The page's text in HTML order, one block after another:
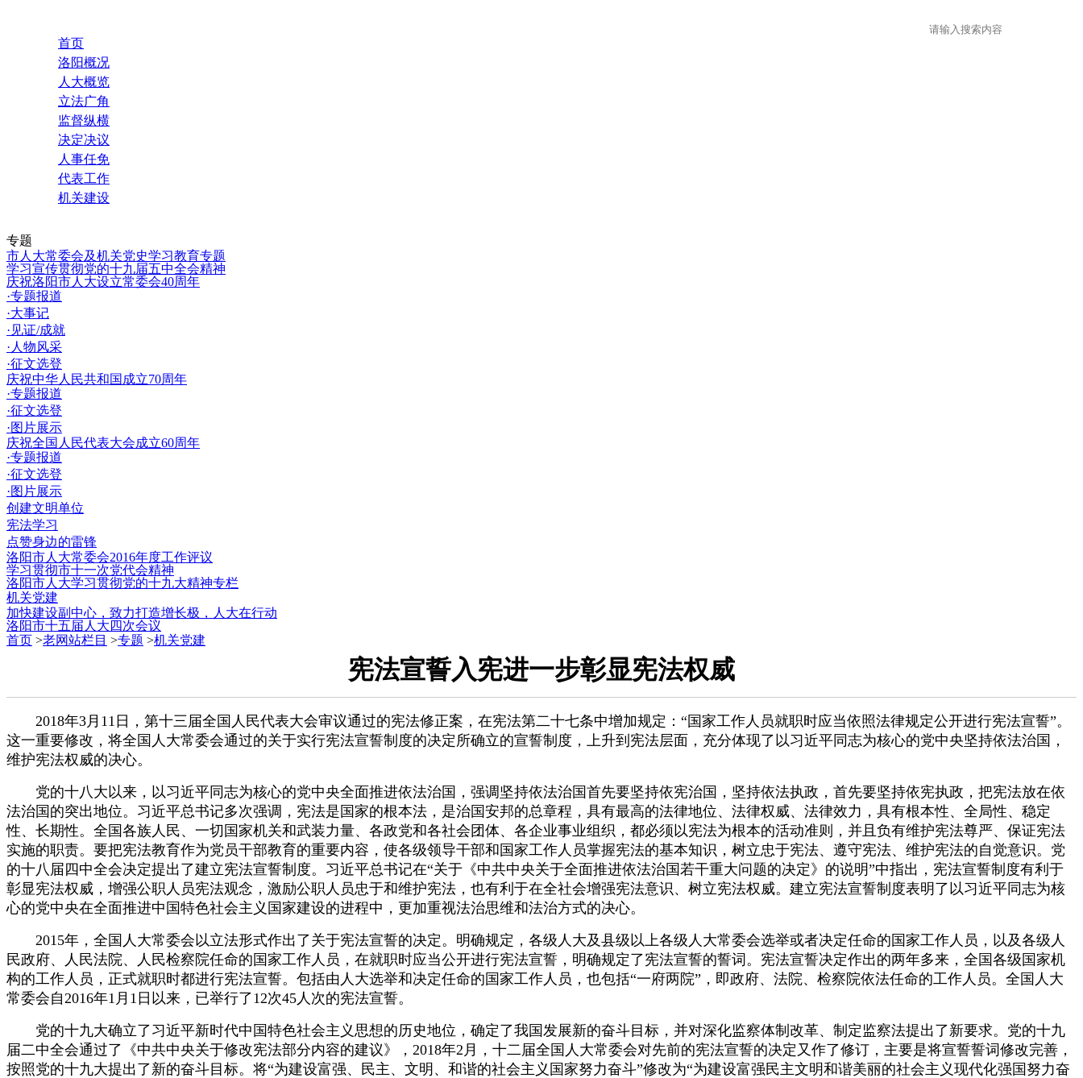
首页
洛阳概况
人大概览
立法广角
监督纵横
决定决议
人事任免
代表工作
机关建设
专题
市人大常委会及机关党史学习教育专题
学习宣传贯彻党的十九届五中全会精神
庆祝洛阳市人大设立常委会40周年
·专题报道
·大事记
·见证/成就
·人物风采
·征文选登
庆祝中华人民共和国成立70周年
·专题报道
·征文选登
·图片展示
庆祝全国人民代表大会成立60周年
·专题报道
·征文选登
·图片展示
创建文明单位
宪法学习
点赞身边的雷锋
洛阳市人大常委会2016年度工作评议
学习贯彻市十一次党代会精神
洛阳市人大学习贯彻党的十九大精神专栏
机关党建
加快建设副中心，致力打造增长极，人大在行动
洛阳市十五届人大四次会议
首页 >老网站栏目 >专题 >机关党建
宪法宣誓入宪进一步彰显宪法权威
2018年3月11日，第十三届全国人民代表大会审议通过的宪法修正案，在宪法第二十七条中增加规定：“国家工作人员就职时应当依照法律规定公开进行宪法宣誓”。
这一重要修改，将全国人大常委会通过的关于实行宪法宣誓制度的决定所确立的宣誓制度，上升到宪法层面，充分体现了以习近平同志为核心的党中央坚持依法治国，
维护宪法权威的决心。
党的十八大以来，以习近平同志为核心的党中央全面推进依法治国，强调坚持依法治国首先要坚持依宪治国，坚持依法执政，首先要坚持依宪执政，把宪法放在依
法治国的突出地位。习近平总书记多次强调，宪法是国家的根本法，是治国安邦的总章程，具有最高的法律地位、法律权威、法律效力，具有根本性、全局性、稳定
性、长期性。全国各族人民、一切国家机关和武装力量、各政党和各社会团体、各企业事业组织，都必须以宪法为根本的活动准则，并且负有维护宪法尊严、保证宪法
实施的职责。要把宪法教育作为党员干部教育的重要内容，使各级领导干部和国家工作人员掌握宪法的基本知识，树立忠于宪法、遵守宪法、维护宪法的自觉意识。党
的十八届四中全会决定提出了建立宪法宣誓制度。习近平总书记在“关于《中共中央关于全面推进依法治国若干重大问题的决定》的说明”中指出，宪法宣誓制度有利于
彰显宪法权威，增强公职人员宪法观念，激励公职人员忠于和维护宪法，也有利于在全社会增强宪法意识、树立宪法权威。建立宪法宣誓制度表明了以习近平同志为核
心的党中央在全面推进中国特色社会主义国家建设的进程中，更加重视法治思维和法治方式的决心。
2015年，全国人大常委会以立法形式作出了关于宪法宣誓的决定。明确规定，各级人大及县级以上各级人大常委会选举或者决定任命的国家工作人员，以及各级人
民政府、人民法院、人民检察院任命的国家工作人员，在就职时应当公开进行宪法宣誓，明确规定了宪法宣誓的誓词。宪法宣誓决定作出的两年多来，全国各级国家机
构的工作人员，正式就职时都进行宪法宣誓。包括由人大选举和决定任命的国家工作人员，也包括“一府两院”，即政府、法院、检察院依法任命的工作人员。全国人大
常委会自2016年1月1日以来，已举行了12次45人次的宪法宣誓。
党的十九大确立了习近平新时代中国特色社会主义思想的历史地位，确定了我国发展新的奋斗目标，并对深化监察体制改革、制定监察法提出了新要求。党的十九
届二中全会通过了《中共中央关于修改宪法部分内容的建议》，2018年2月，十二届全国人大常委会对先前的宪法宣誓的决定又作了修订，主要是将宣誓誓词修改完善，
按照党的十九大提出了新的奋斗目标。将“为建设富强、民主、文明、和谐的社会主义国家努力奋斗”修改为“为建设富强民主文明和谐美丽的社会主义现代化强国努力奋